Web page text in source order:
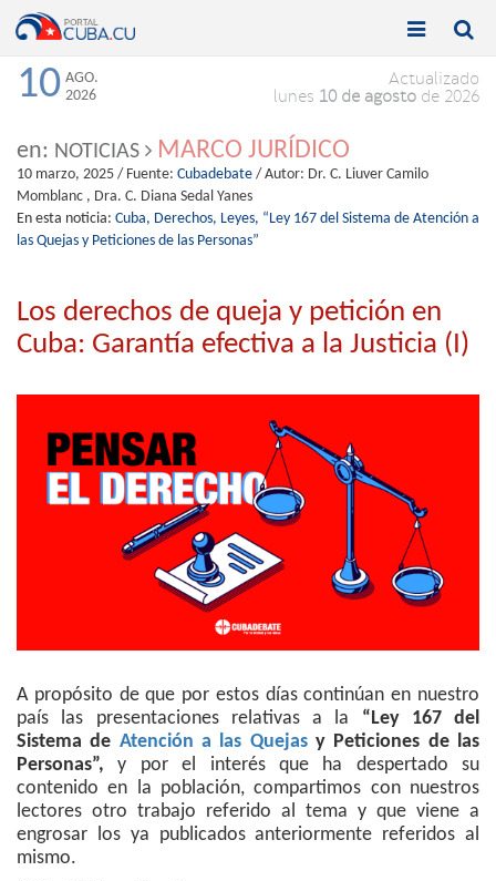
Toggle

Toggle

10 AGO.
2026
Actualizado
lunes 10 de agosto de 2026
en: NOTICIAS MARCO JURÍDICO
10 marzo, 2025 / Fuente: Cubadebate / Autor: Dr. C. Liuver Camilo
Momblanc , Dra. C. Diana Sedal Yanes
En esta noticia: Cuba, Derechos, Leyes, “Ley 167 del Sistema de Atención a
las Quejas y Peticiones de las Personas”
Los derechos de queja y petición en
Cuba: Garantía efectiva a la Justicia (I)
A propósito de que por estos días continúan en nuestro
país las presentaciones relativas a la “Ley 167 del
Sistema de Atención a las Quejasy Peticiones de las
Personas”, y por el interés que ha despertado su
contenido en la población, compartimos con nuestros
lectores otro trabajo referido al tema y que viene a
engrosar los ya publicados anteriormente referidos al
mismo.